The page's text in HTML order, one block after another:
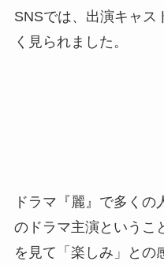
SNSでは、出演キャス
く見られました。
ドラマ『麗』で多く
のドラマ主演というこ
を見て「楽しみ」との